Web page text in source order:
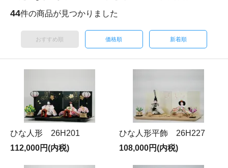
44件の商品が見つかりました
おすすめ順 価格順 新着順
ひな人形 26H201
112,000円(内税)
ひな人形平飾 26H227
108,000円(内税)